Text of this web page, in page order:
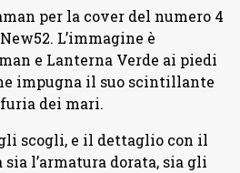
per la cover del numero 4
L’immagine è
e Lanterna Verde ai piedi
impugna il suo scintillante
dei mari.
scogli, e il dettaglio con il
l’armatura dorata, sia gli